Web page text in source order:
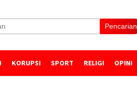
Pencarian
KORUPSI SPORT RELIGI OPINI